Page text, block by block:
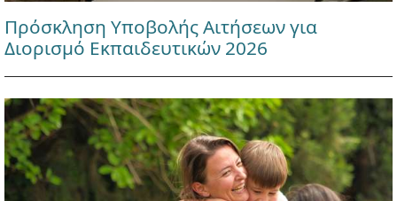
Πρόσκληση Υποβολής Αιτήσεων για
Διορισμό Εκπαιδευτικών 2026